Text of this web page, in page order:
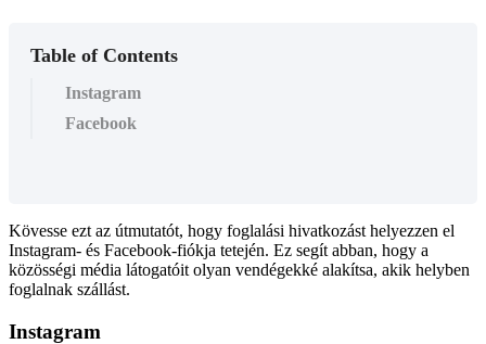
Table of Contents
Instagram
Facebook
Kövesse ezt az útmutatót, hogy foglalási hivatkozást helyezzen el
Instagram- és Facebook-fiókja tetején. Ez segít abban, hogy a
közösségi média látogatóit olyan vendégekké alakítsa, akik helyben
foglalnak szállást.
Instagram